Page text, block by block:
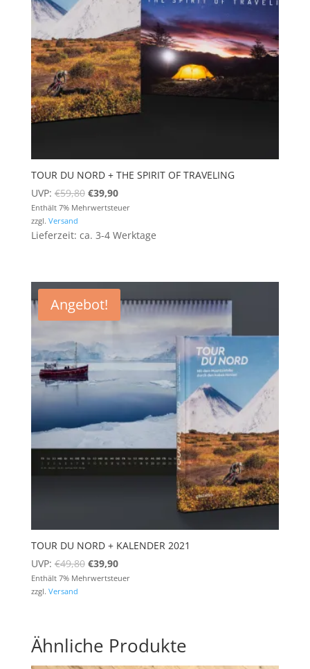
TOUR DU NORD + THE SPIRIT OF TRAVELING
UVP: €59,80 Ursprünglicher
Preis
€59,80
€39,90Aktueller
Preis
€39,90.
Enthält 7% Mehrwertsteuer
zzgl. Versand
Lieferzeit: ca. 3-4 Werktage
Angebot!
TOUR DU NORD + KALENDER 2021
UVP: €49,80 Ursprünglicher
Preis
€39,90Aktueller
Preis
Enthält 7% Mehrwertsteuer
zzgl. Versand
Ähnliche Produkte